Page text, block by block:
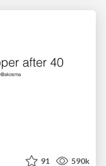
91 590k